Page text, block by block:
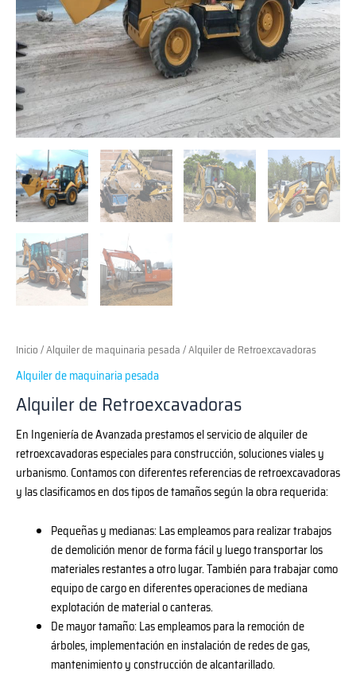
Inicio/Alquiler de maquinaria pesada/ Alquiler de Retroexcavadoras
Alquiler de maquinaria pesada
Alquiler de Retroexcavadoras
En Ingeniería de Avanzada prestamos el servicio de alquiler de
retroexcavadoras especiales para construcción, soluciones viales y
urbanismo. Contamos con diferentes referencias de retroexcavadoras
y las clasificamos en dos tipos de tamaños según la obra requerida:
Pequeñas y medianas: Las empleamos para realizar trabajos
de demolición menor de forma fácil y luego transportar los
materiales restantes a otro lugar. También para trabajar como
equipo de cargo en diferentes operaciones de mediana
explotación de material o canteras.
De mayor tamaño: Las empleamos para la remoción de
árboles, implementación en instalación de redes de gas,
mantenimiento y construcción de alcantarillado.